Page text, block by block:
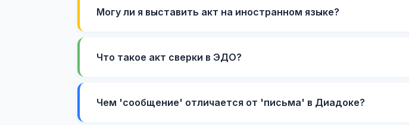
Могу ли я выставить акт на иностранном языке?
Что такое акт сверки в ЭДО?
Чем 'сообщение' отличается от 'письма' в Диадоке?